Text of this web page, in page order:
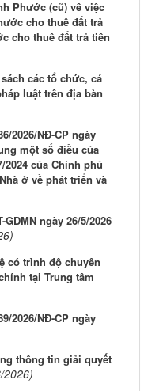
Phước (cũ) về việc
cho thuê đất trả
cho thuê đất trả tiền
các tổ chức, cá
luật trên địa bàn
2026/NĐ-CP ngày
một số điều của
2024 của Chính phủ
ở về phát triển và
ngày 26/5/2026
có trình độ chuyên
tại Trung tâm
2026/NĐ-CP ngày
thông tin giải quyết
2026)